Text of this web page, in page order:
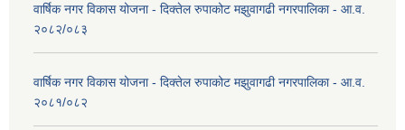
वार्षिक नगर विकास योजना - दिक्तेल रुपाकोट मझुवागढी नगरपालिका - आ.व.
२०८२/०८३
वार्षिक नगर विकास योजना - दिक्तेल रुपाकोट मझुवागढी नगरपालिका - आ.व.
२०८१/०८२